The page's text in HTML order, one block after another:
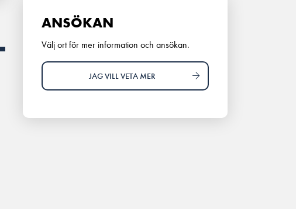
ANSÖKAN
Välj ort för mer information och ansökan.
JAG VILL VETA MER